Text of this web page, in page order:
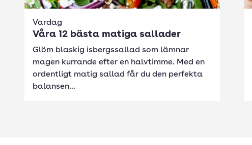
Vardag
Våra 12 bästa matiga sallader
Glöm blaskig isbergssallad som lämnar
magen kurrande efter en halvtimme. Med en
ordentligt matig sallad får du den perfekta
balansen...